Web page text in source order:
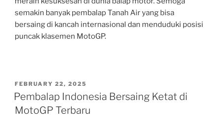
semakin banyak pembalap Tanah Air yang bisa
bersaing di kancah internasional dan menduduki posisi
puncak klasemen MotoGP.
POSTED
ON
FEBRUARY 22, 2025
Pembalap Indonesia Bersaing Ketat di
MotoGP Terbaru